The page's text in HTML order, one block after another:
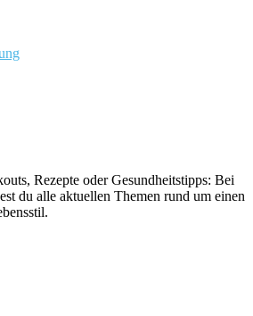
Rezepte oder Gesundheitstipps: Bei
du alle aktuellen Themen rund um einen